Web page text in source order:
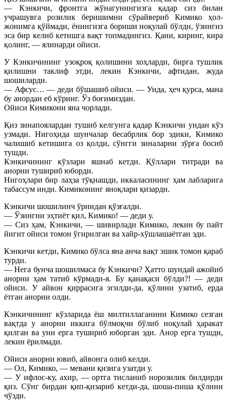
— Кэнкичи, фронтга жўнагунингизга қадар сиз билан
учрашувга розилик беришимни сўрайвериб Кимико ҳол-
жонимга қўймади, ёнингизга бориши ноқулай бўлди, ўзингиз
эса бир келиб кетишга вақт топмадингиз. Қани, киринг, кира
қолинг, — ялинарди ойиси.
У Кэнкичининг узоқроқ қолишини хоҳларди, бирга тушлик
қилишни таклиф этди, лекин Кэнкичи, афтидан, жуда
шошиларди.
— Афсус… — деди бўшашиб ойиси. — Унда, ҳеч қурса, мана
бу анордан еб кўринг. Ўз боғимиздан.
Ойиси Кимикони яна чорлади.
Қиз зинапоялардан тушиб келгунга қадар Кэнкичи ундан кўз
узмади. Нигоҳида шунчалар бесабрлик бор эдики, Кимико
чалишиб кетишига оз қолди, сўнгги зиналарни зўрға босиб
тушди.
Кэнкичининг кўзлари яшнаб кетди. Қўллари титради ва
анорни тушириб юборди.
Нигоҳлари бир лаҳза тўқнашди, иккаласининг ҳам лабларига
табассум инди. Кимиконинг яноқлари қизарди.
Кэнкичи шошилинч ўрнидан қўзғалди.
— Ўзингни эҳтиёт қил, Кимико! — деди у.
— Сиз ҳам, Кэнкичи, — шивирлади Кимико, лекин бу пайт
йигит ойиси томон ўгирилган ва хайр-хўшлашаётган эди.
Кэнкичи кетди, Кимико бўлса яна анча вақт эшик томон қараб
турди.
— Нега бунча шошилмаса бу Кэнкичи? Ҳатто шундай ажойиб
анорни ҳам татиб кўрмади-я. Бу қанақаси бўлди?! — деди
ойиси. У айвон қиррасига эгилди-да, қўлини узатиб, ерда
ётган анорни олди.
Кэнкичининг кўзларида ёш милтиллаганини Кимико сезган
вақтда у анорни иккига бўлмоқчи бўлиб ноқулай ҳаракат
қилган ва уни ерга тушириб юборган эди. Анор ерга тушди,
лекин ёрилмади.
Ойиси анорни ювиб, айвонга олиб келди.
— Ол, Кимико, — мевани қизига узатди у.
— У ифлос-ку, ахир, — ортга тисланиб норозилик билдирди
қиз. Сўнг бирдан қип-қизариб кетди-да, шоша-пиша қўлини
чўзди.